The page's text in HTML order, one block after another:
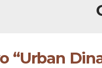
“Urban